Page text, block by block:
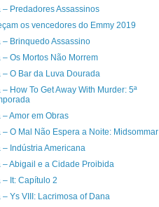
– Predadores Assassinos
os vencedores do Emmy 2019
– Brinquedo Assassino
– Os Mortos Não Morrem
– O Bar da Luva Dourada
– How To Get Away With Murder: 5ª
– Amor em Obras
– O Mal Não Espera a Noite: Midsommar
– Indústria Americana
– Abigail e a Cidade Proibida
– It: Capítulo 2
– Ys VIII: Lacrimosa of Dana